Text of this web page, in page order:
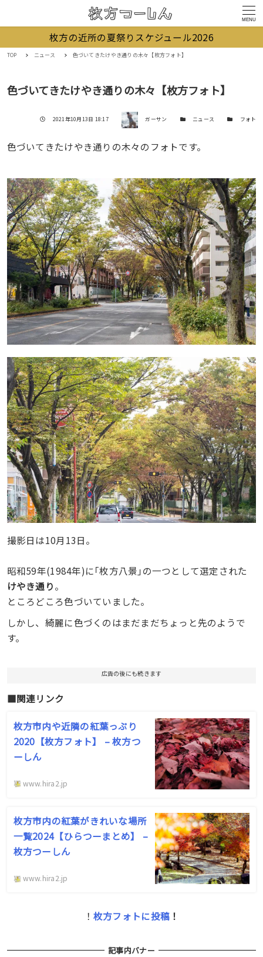
MENU
枚方の近所の夏祭りスケジュール2026
TOP ニュース 色づいてきたけやき通りの木々【枚方フォト】
色づいてきたけやき通りの木々【枚方フォト】
投稿日
2021年10月13日 18:17 著者 ガーサン カテゴリー
ニュース カテゴリー
フォト
色づいてきたけやき通りの木々のフォトです。
撮影日は10月13日。
昭和59年(1984年)に｢枚方八景｣の一つとして選定された
けやき通り。
ところどころ色づいていました。
しかし、綺麗に色づくのはまだまだちょっと先のようで
す。
広告の後にも続きます
■関連リンク
枚方市内や近隣の紅葉っぷり
2020【枚方フォト】 – 枚方つ
ーしん
www.hira2.jp
枚方市内の紅葉がきれいな場所
一覧2024【ひらつーまとめ】 –
枚方つーしん
www.hira2.jp
！ 枚方フォトに投稿 ！
記事内バナー